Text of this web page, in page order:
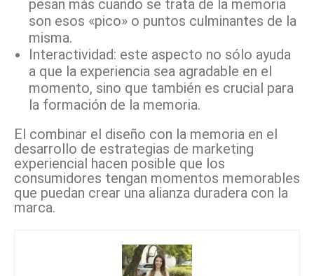
pesan más cuando se trata de la memoria
son esos «pico» o puntos culminantes de la
misma.
Interactividad: este aspecto no sólo ayuda
a que la experiencia sea agradable en el
momento, sino que también es crucial para
la formación de la memoria.
El combinar el diseño con la memoria en el
desarrollo de estrategias de marketing
experiencial hacen posible que los
consumidores tengan momentos memorables
que puedan crear una alianza duradera con la
marca.